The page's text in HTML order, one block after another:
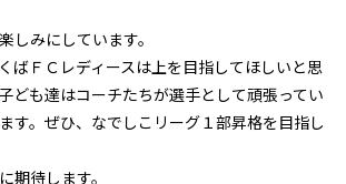
しみにしています。
ばＦＣレディースは上を目指してほしいと思
ども達はコーチたちが選手として頑張ってい
す。ぜひ、なでしこリーグ１部昇格を目指し
期待します。